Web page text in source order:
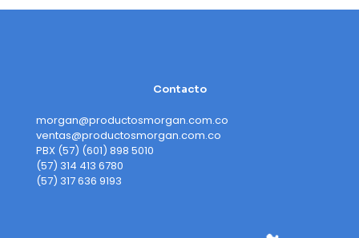
Contacto
morgan@productosmorgan.com.co
ventas@productosmorgan.com.co
PBX (57) (601) 898 5010
(57) 314 413 6780
(57) 317 636 9193